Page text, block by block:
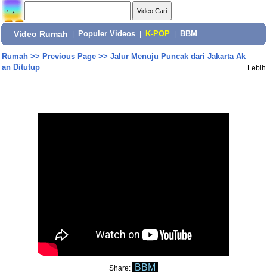
Video Rumah Populer Videos K-POP BBM
Rumah>> Previous Page>> Jalur Menuju Puncak dari Jakarta Ak
an Ditutup
Lebih
Share: BBM